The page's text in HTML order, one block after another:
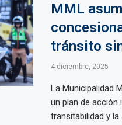
MML
tránsito
4 diciembre, 2025
La Municipalidad
un plan de acción
transitabilidad y la